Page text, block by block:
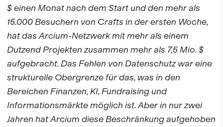
$ einen Monat nach dem Start und den mehr als
15.000 Besuchern von Crafts in der ersten Woche,
hat das Arcium-Netzwerk mit mehr als einem
Dutzend Projekten zusammen mehr als 7,5 Mio. $
aufgebracht. Das Fehlen von Datenschutz war eine
strukturelle Obergrenze für das, was in den
Bereichen Finanzen, KI, Fundraising und
Informationsmärkte möglich ist. Aber in nur zwei
Jahren hat Arcium diese Beschränkung aufgehoben